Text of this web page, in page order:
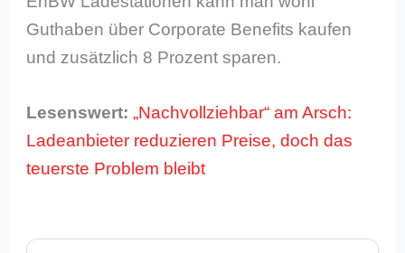
Guthaben über Corporate Benefits kaufen
und zusätzlich 8 Prozent sparen.
Lesenswert: „Nachvollziehbar“ am Arsch:
Ladeanbieter reduzieren Preise, doch das
teuerste Problem bleibt